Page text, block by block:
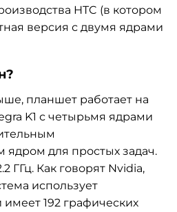
HTC (в котором
версия с двумя ядрами
планшет работает на
K1 с четырьмя ядрами
для простых задач.
ГГц. Как говорят Nvidia,
использует
имеет 192 графических